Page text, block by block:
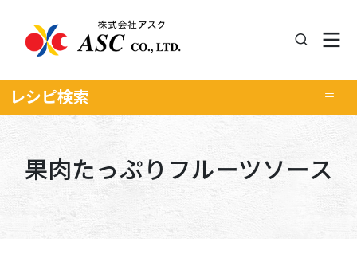
レシピ検索
果肉たっぷりフルーツソース